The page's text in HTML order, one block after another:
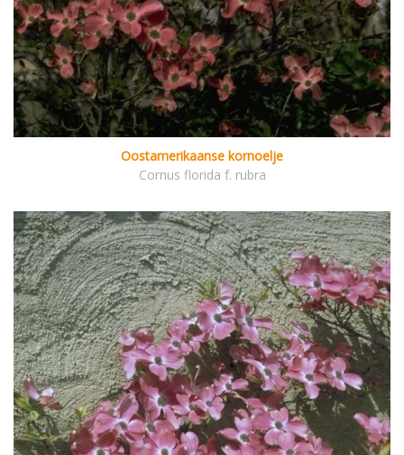
Oostamerikaanse kornoelje
Cornus florida f. rubra